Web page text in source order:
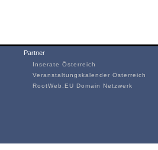
Partner
Inserate Österreich
Veranstaltungskalender Österreich
RootWeb.EU Domain Netzwerk